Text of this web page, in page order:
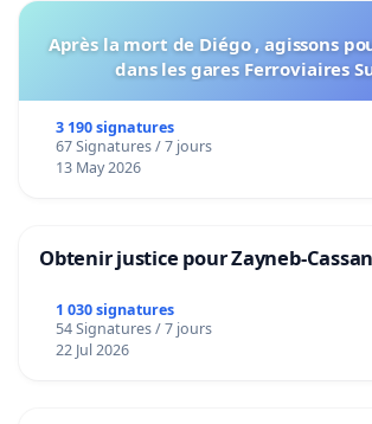
Après la mort de Diégo , agissons
dans les gares Ferroviaires
3 190 signatures
67 Signatures / 7 jours
13 May 2026
Obtenir justice pour Zayneb-
1 030 signatures
54 Signatures / 7 jours
22 Jul 2026